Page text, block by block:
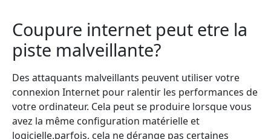
Coupure internet peut etre la
piste malveillante?
Des attaquants malveillants peuvent utiliser votre
connexion Internet pour ralentir les performances de
votre ordinateur. Cela peut se produire lorsque vous
avez la même configuration matérielle et
logicielle.parfois, cela ne dérange pas certaines